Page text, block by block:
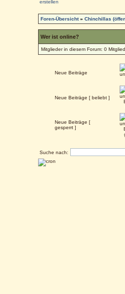
Foren-Übersicht»Chinchillas
Wer ist online?
Mitglieder in diesem Forum: 0
Neue Beiträge
Neue Beiträge [ beliebt ]
Neue Beiträge [
gesperrt ]
Suche nach: